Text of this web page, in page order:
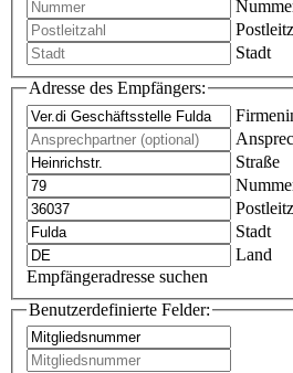
Stadt
Adresse des Empfängers:
Straße
Stadt
Land
Empfängeradresse suchen
Benutzerdefinierte Felder: